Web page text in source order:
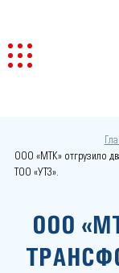
ООО «МТК» отгрузило
ТОО «УТЗ».
ООО